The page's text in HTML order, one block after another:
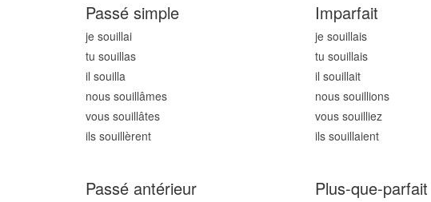
Passé simple
je souillai
tu souillas
il souilla
nous souillâmes
vous souillâtes
ils souillèrent
Imparfait
je souillais
tu souillais
il souillait
nous souillions
vous souilliez
ils souillaient
Passé antérieur Plus-que-parfait